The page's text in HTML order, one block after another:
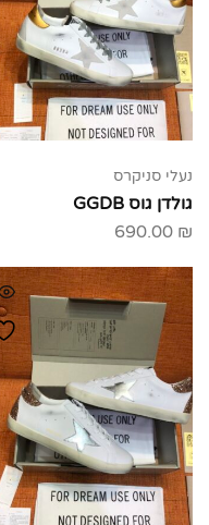
נעלי סניקרס
גולדן גוס GGDB
690.00 ₪